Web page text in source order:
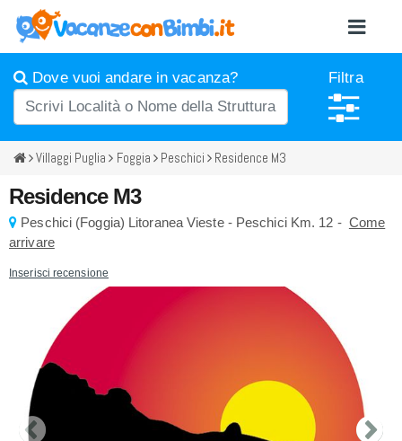
Dove vuoi andare in vacanza? Filtra
Villaggi Puglia Foggia Peschici Residence M3
Residence M3
Peschici (Foggia) Litoranea Vieste - Peschici Km. 12 - Come
arrivare
Inserisci recensione